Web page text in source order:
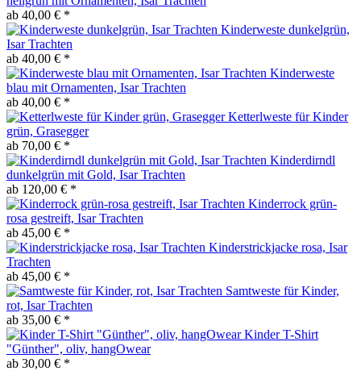
ab 40,00 € *
Kinderweste dunkelgrün,
Isar Trachten
ab 40,00 € *
Kinderweste
blau mit Ornamenten, Isar Trachten
ab 40,00 € *
Ketterlweste für Kinder
grün, Grasegger
ab 70,00 € *
Kinderdirndl
dunkelgrün mit Gold, Isar Trachten
ab 120,00 € *
Kinderrock grün-
rosa gestreift, Isar Trachten
ab 45,00 € *
Kinderstrickjacke rosa, Isar
Trachten
ab 45,00 € *
Samtweste für Kinder,
rot, Isar Trachten
ab 35,00 € *
Kinder T-Shirt
"Günther", oliv, hangOwear
ab 30,00 € *